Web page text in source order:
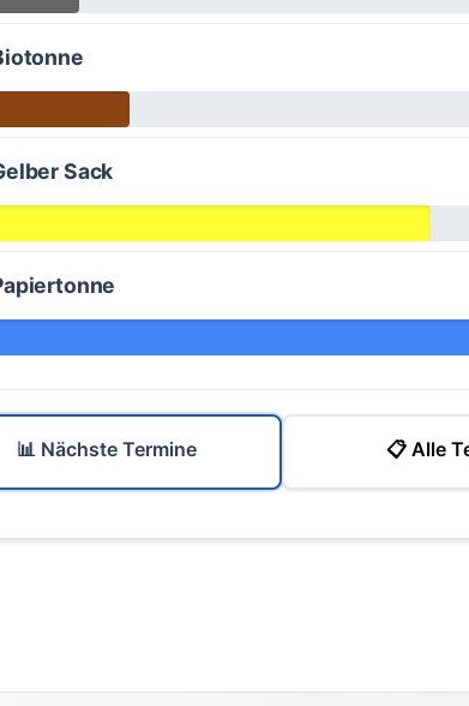
Sack
📊 Nächste Termine 📋 Alle